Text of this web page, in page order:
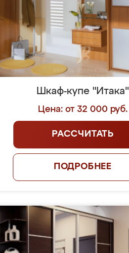
Шкаф-купе "Итака"
Цена: от 32 000 руб.
РАССЧИТАТЬ
ПОДРОБНЕЕ